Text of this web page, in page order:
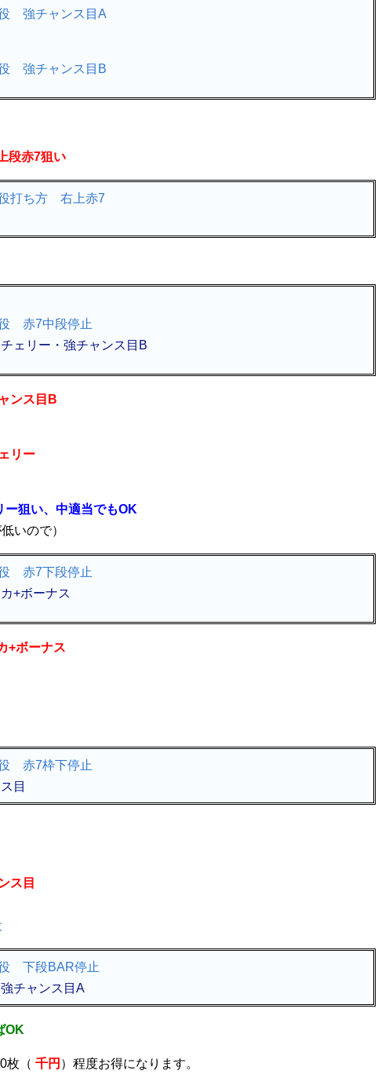
段赤7狙い
ェリー・強チャンス目B
ンス目B
リー
ー狙い、中適当でもOK
いので）
+ボーナス
+ボーナス
目
ス目
チャンス目A
OK
枚（ 千円 ）程度お得になります。